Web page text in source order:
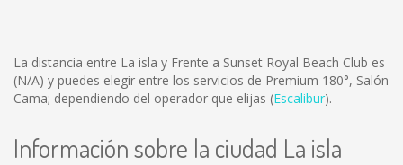
La distancia entre La isla y Frente a Sunset Royal Beach Club es
(N/A) y puedes elegir entre los servicios de Premium 180°, Salón
Cama; dependiendo del operador que elijas (Escalibur).
Información sobre la ciudad La isla